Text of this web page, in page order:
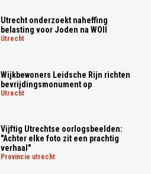
Utrecht onderzoekt naheffing
belasting voor Joden na WOII
utrecht
Wijkbewoners Leidsche Rijn richten
bevrijdingsmonument op
utrecht
Vijftig Utrechtse oorlogsbeelden:
"Achter elke foto zit een prachtig
verhaal"
provincie utrecht